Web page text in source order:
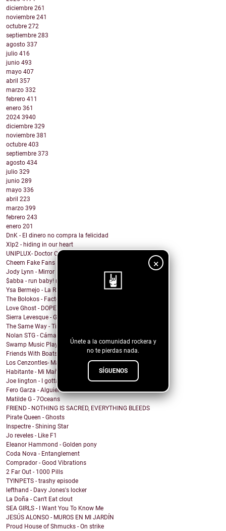
×
Únete a la comunidad rockera y
no te pierdas nada.
SÍGUENOS
diciembre 261
noviembre 241
octubre 272
septiembre 283
agosto 337
julio 416
junio 493
mayo 407
abril 357
marzo 332
febrero 411
enero 361
2024 3940
diciembre 329
noviembre 381
octubre 403
septiembre 373
agosto 434
julio 329
junio 289
mayo 336
abril 223
marzo 399
febrero 243
enero 201
DnK - El dinero no compra la felicidad
Xlp2 - hiding in our heart
UNIPLUX- Doctor Carlitos
Cheem Fake Fans
Jody Lynn - Mirror Mirror
$abba - run baby! run baby!
Ysa Bermejo - La Razón
The Bolokos - Factory
Love Ghost - DOPEMAN
Sierra Levesque - GET OFF MY STAGE
The Same Way - Time On Loan
Nolan STG - Cámara Lenta
Swamp Music Players - Free Color TV
Friends With Boats - The Point
Los Cenzontles- Matanga
Habitante - Mi Mañana
Joe lington - I gotta be with you
Fero Garza - Alguien Como Tú
Matilde G - 7Oceans
FRIEND - NOTHING IS SACRED, EVERYTHING BLEEDS
Pirate Queen - Ghosts
Inspectre - Shining Star
Jo reveles - Like F1
Eleanor Hammond - Golden pony
Coda Nova - Entanglement
Comprador - Good Vibrations
2 Far Out - 1000 Pills
TYINPETS - trashy episode
lefthand - Davy Jones's locker
La Doña - Can't Eat clout
SEA GIRLS - I Want You To Know Me
JESÚS ALONSO - MUROS EN MI JARDÍN
Proud House of Shmucks - On strike